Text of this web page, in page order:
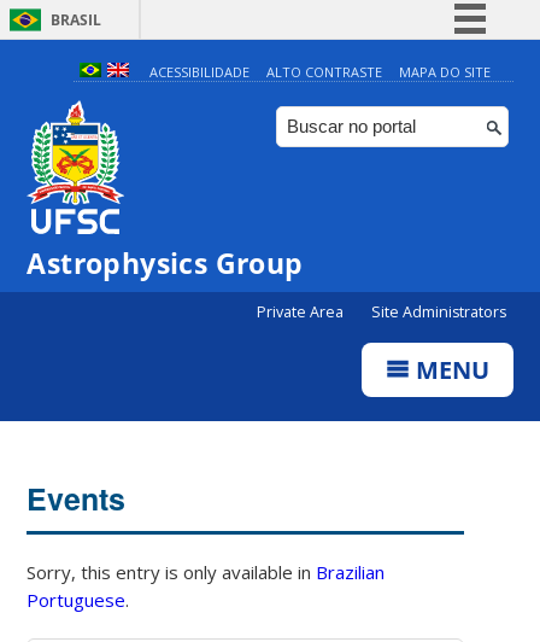
BRASIL
Simplifique!
Comunica BR
Participe
ACESSIBILIDADE ALTO CONTRASTE MAPA DO SITE
Astrophysics Group
Private Area Site Administrators
MENU
Events
Sorry, this entry is only available in Brazilian
Portuguese.
4:00
5:00